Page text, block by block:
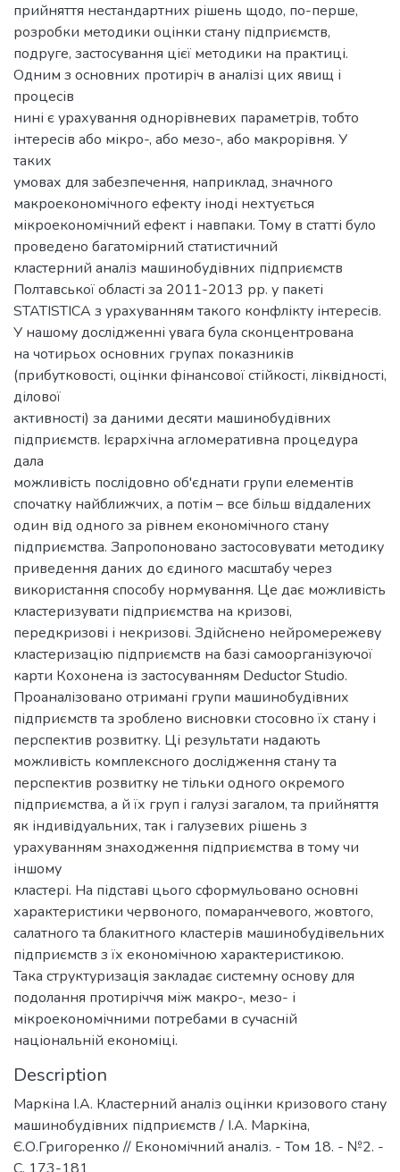
прийняття нестандартних рішень щодо, по-перше,
розробки методики оцінки стану підприємств,
подруге, застосування цієї методики на практиці.
Одним з основних протиріч в аналізі цих явищ і
процесів
нині є урахування однорівневих параметрів, тобто
інтересів або мікро-, або мезо-, або макрорівня. У
таких
умовах для забезпечення, наприклад, значного
макроекономічного ефекту іноді нехтується
мікроекономічний ефект і навпаки. Тому в статті було
проведено багатомірний статистичний
кластерний аналіз машинобудівних підприємств
Полтавської області за 2011-2013 рр. у пакеті
STATISTICA з урахуванням такого конфлікту інтересів.
У нашому дослідженні увага була сконцентрована
на чотирьох основних групах показників
(прибутковості, оцінки фінансової стійкості, ліквідності,
ділової
активності) за даними десяти машинобудівних
підприємств. Ієрархічна агломеративна процедура
дала
можливість послідовно об'єднати групи елементів
спочатку найближчих, а потім – все більш віддалених
один від одного за рівнем економічного стану
підприємства. Запропоновано застосовувати методику
приведення даних до єдиного масштабу через
використання способу нормування. Це дає можливість
кластеризувати підприємства на кризові,
передкризові і некризові. Здійснено нейромережеву
кластеризацію підприємств на базі самоорганізуючої
карти Кохонена із застосуванням Deductor Studio.
Проаналізовано отримані групи машинобудівних
підприємств та зроблено висновки стосовно їх стану і
перспектив розвитку. Ці результати надають
можливість комплексного дослідження стану та
перспектив розвитку не тільки одного окремого
підприємства, а й їх груп і галузі загалом, та прийняття
як індивідуальних, так і галузевих рішень з
урахуванням знаходження підприємства в тому чи
іншому
кластері. На підставі цього сформульовано основні
характеристики червоного, помаранчевого, жовтого,
салатного та блакитного кластерів машинобудівельних
підприємств з їх економічною характеристикою.
Така структуризація закладає системну основу для
подолання протиріччя між макро-, мезо- і
мікроекономічними потребами в сучасній
національній економіці.
Description
Маркіна І.А. Кластерний аналіз оцінки кризового стану
машинобудівних підприємств / І.А. Маркіна,
Є.О.Григоренко // Економічний аналіз. - Том 18. - №2. -